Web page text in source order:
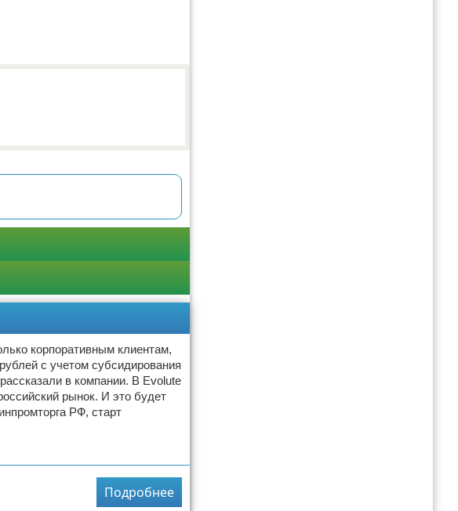
корпоративным клиентам,
с учетом субсидирования
в компании. В Evolute
рынок. И это будет
РФ, старт
Подробнее